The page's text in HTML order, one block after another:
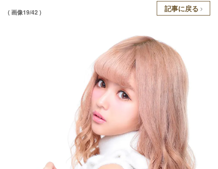
( 画像19/42 ) 記事に戻る